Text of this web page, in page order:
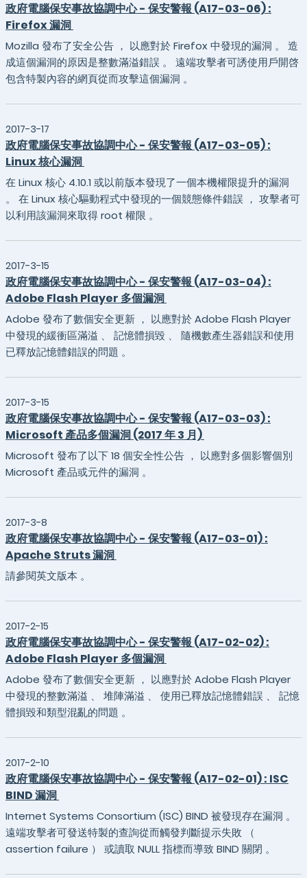
政府電腦保安事故協調中心 - 保安警報 (A17-03-06) :
Firefox 漏洞
Mozilla 發布了安全公告 ， 以應對於 Firefox 中發現的漏洞 。 造
成這個漏洞的原因是整數滿溢錯誤 。 遠端攻擊者可誘使用戶開啓
包含特製內容的網頁從而攻擊這個漏洞 。
2017-3-17
政府電腦保安事故協調中心 - 保安警報 (A17-03-05) :
Linux 核心漏洞
在 Linux 核心 4.10.1 或以前版本發現了一個本機權限提升的漏洞
。 在 Linux 核心驅動程式中發現的一個競態條件錯誤 ， 攻擊者可
以利用該漏洞來取得 root 權限 。
2017-3-15
政府電腦保安事故協調中心 - 保安警報 (A17-03-04) :
Adobe Flash Player 多個漏洞
Adobe 發布了數個安全更新 ， 以應對於 Adobe Flash Player
中發現的緩衝區滿溢 、 記憶體損毀 、 隨機數產生器錯誤和使用
已釋放記憶體錯誤的問題 。
2017-3-15
政府電腦保安事故協調中心 - 保安警報 (A17-03-03) :
Microsoft 產品多個漏洞 (2017 年 3 月)
Microsoft 發布了以下 18 個安全性公告 ， 以應對多個影響個別
Microsoft 產品或元件的漏洞 。
2017-3-8
政府電腦保安事故協調中心 - 保安警報 (A17-03-01) :
Apache Struts 漏洞
請參閱英文版本 。
2017-2-15
政府電腦保安事故協調中心 - 保安警報 (A17-02-02) :
Adobe Flash Player 多個漏洞
Adobe 發布了數個安全更新 ， 以應對於 Adobe Flash Player
中發現的整數滿溢 、 堆陣滿溢 、 使用已釋放記憶體錯誤 、 記憶
體損毀和類型混亂的問題 。
2017-2-10
政府電腦保安事故協調中心 - 保安警報 (A17-02-01) : ISC
BIND 漏洞
Internet Systems Consortium (ISC) BIND 被發現存在漏洞 。
遠端攻擊者可發送特製的查詢從而觸發判斷提示失敗 （
assertion failure ） 或讀取 NULL 指標而導致 BIND 關閉 。